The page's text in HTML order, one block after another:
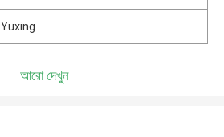
Yuxing
আরো দেখুন